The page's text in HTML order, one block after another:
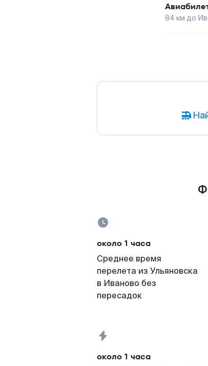
84 км до
около 1 часа
Среднее время
перелета из Ульяновска
в Иваново без
пересадок
около 1 часа